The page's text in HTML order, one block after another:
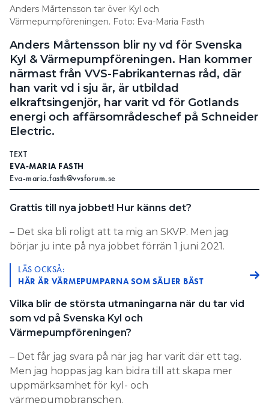
Kontakt
Information om GDPR
Search for:
SEARCH
Anders Mårtensson tar över Kyl och
Värmepumpföreningen. Foto: Eva-Maria Fasth
Anders Mårtensson blir ny vd för Svenska
Kyl & Värmepumpföreningen. Han kommer
närmast från VVS-Fabrikanternas råd, där
han varit vd i sju år, är utbildad
elkraftsingenjör, har varit vd för Gotlands
energi och affärsområdeschef på Schneider
Electric.
TEXT
EVA-MARIA FASTH
Eva-maria.fasth@vvsforum.se
Grattis till nya jobbet! Hur känns det?
– Det ska bli roligt att ta mig an SKVP. Men jag
börjar ju inte på nya jobbet förrän 1 juni 2021.
LÄS OCKSÅ:
HÄR ÄR VÄRMEPUMPARNA SOM SÄLJER BÄST
Vilka blir de största utmaningarna när du tar vid
som vd på Svenska Kyl och
Värmepumpföreningen?
– Det får jag svara på när jag har varit där ett tag.
Men jag hoppas jag kan bidra till att skapa mer
uppmärksamhet för kyl- och
värmepumpbranschen.